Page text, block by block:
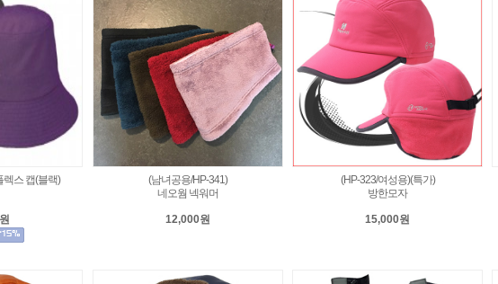
렉스 캡(블랙)
(남녀공용/HP-341)
네오웜 넥워머
12,000원
(HP-323/여성용)(특가)
방한모자
15,000원